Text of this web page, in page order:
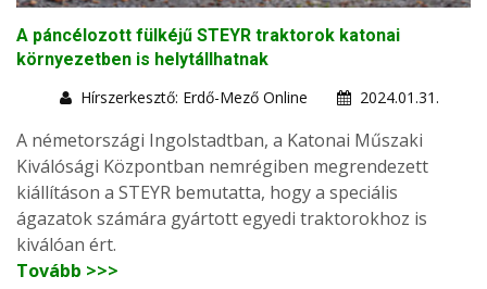
A páncélozott fülkéjű STEYR traktorok katonai
környezetben is helytállhatnak
Hírszerkesztő: Erdő-Mező Online
2024.01.31.
A németországi Ingolstadtban, a Katonai Műszaki
Kiválósági Központban nemrégiben megrendezett
kiállításon a STEYR bemutatta, hogy a speciális
ágazatok számára gyártott egyedi traktorokhoz is
kiválóan ért.
Tovább >>>